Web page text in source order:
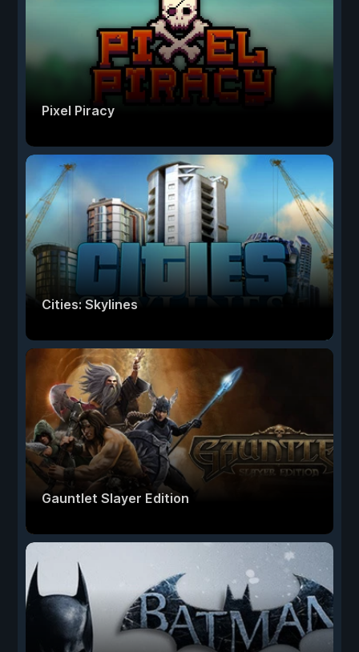
Pixel Piracy
Cities: Skylines
Gauntlet Slayer Edition